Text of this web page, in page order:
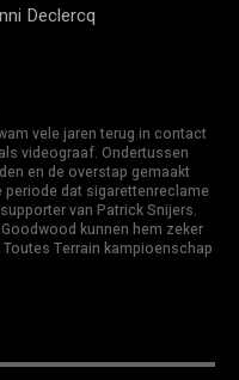
Declercq
vele jaren terug in contact
videograaf. Ondertussen
en de overstap gemaakt
dat sigarettenreclame
van Patrick Snijers.
kunnen hem zeker
Terrain kampioenschap